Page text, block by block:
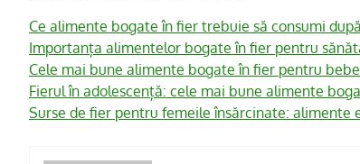
Ce alimente bogate în fier trebuie să consumi
Importanța alimentelor bogate în fier pentru
Cele mai bune alimente bogate în fier pentru
Fierul în adolescență: cele mai bune alimente
Surse de fier pentru femeile însărcinate: alimente